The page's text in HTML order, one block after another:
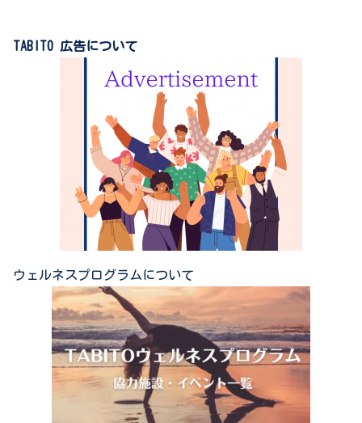
TABITO 広告について
ウェルネスプログラムについて